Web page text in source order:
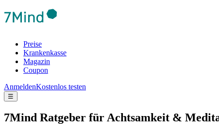
Preise
Krankenkasse
Magazin
Coupon
AnmeldenKostenlos testen
☰
7Mind Ratgeber für Achtsamkeit &